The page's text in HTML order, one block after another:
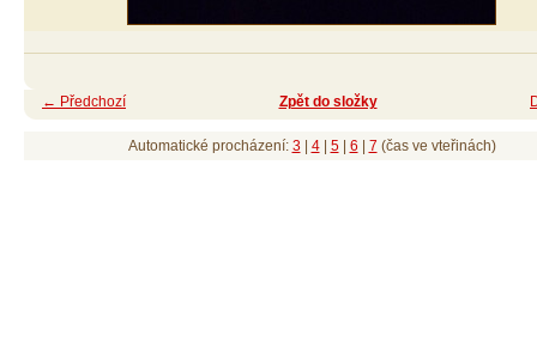
← Předchozí Zpět do složky
Automatické procházení: 3| 4| 5| 6 7 (čas ve vteřinách)